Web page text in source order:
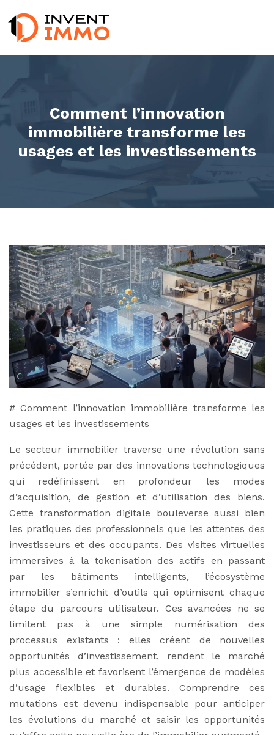
Comment l’innovation
immobilière transforme les
usages et les investissements
# Comment l’innovation immobilière transforme les
usages et les investissements
Le secteur immobilier traverse une révolution sans
précédent, portée par des innovations technologiques
qui redéfinissent en profondeur les modes
d’acquisition, de gestion et d’utilisation des biens.
Cette transformation digitale bouleverse aussi bien
les pratiques des professionnels que les attentes des
investisseurs et des occupants. Des visites virtuelles
immersives à la tokenisation des actifs en passant
par les bâtiments intelligents, l’écosystème
immobilier s’enrichit d’outils qui optimisent chaque
étape du parcours utilisateur. Ces avancées ne se
limitent pas à une simple numérisation des
processus existants : elles créent de nouvelles
opportunités d’investissement, rendent le marché
plus accessible et favorisent l’émergence de modèles
d’usage flexibles et durables. Comprendre ces
mutations est devenu indispensable pour anticiper
les évolutions du marché et saisir les opportunités